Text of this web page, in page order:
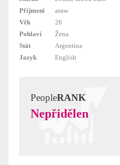
Příjmení
asaw
Věk
26
Pohlaví
Žena
Stát
Argentina
Jazyk
English
PeopleRANK
Nepřidělen